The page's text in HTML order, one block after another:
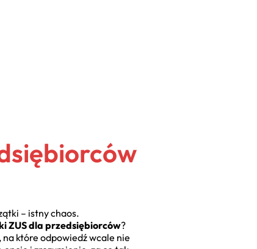
– istny chaos.
ZUS dla przedsiębiorców?
na które odpowiedź wcale nie